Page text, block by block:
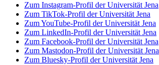
Zum Instagram-Profil der Universität Jena
Zum TikTok-Profil der Universität Jena
Zum YouTube-Profil der Universität Jena
Zum LinkedIn-Profil der Universität Jena
Zum Facebook-Profil der Universität Jena
Zum Mastodon-Profil der Universität Jena
Zum Bluesky-Profil der Universität Jena